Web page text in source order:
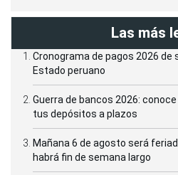
Las más
Cronograma de pagos 2026 de
Estado peruano
Guerra de bancos 2026:
tus depósitos a plazos
Mañana 6 de agosto será
habrá fin de semana largo